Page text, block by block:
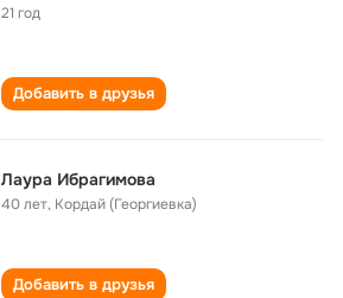
21 год
Добавить в друзья
Лаура Ибрагимова
40 лет, Кордай (Георгиевка)
Добавить в друзья